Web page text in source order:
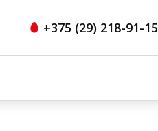
+375 (29) 218-91-15